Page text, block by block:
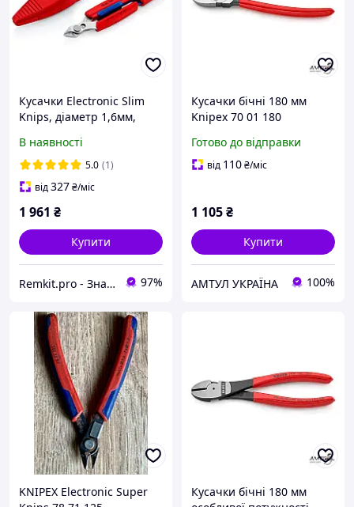
Кусачки Electronic Slim
Knips, діаметр 1,6мм,
чохлом)
В наявності
5.0 (1)
від327₴/міс
1 961 ₴
Купити
Remkit.pro - Знайдемо все, що вам потрібне! 97%
Кусачки бічні 180 мм
Knipex 70 01 180
Готово до відправки
від 110₴/міс
1 105₴
Купити
АМТУЛ УКРАЇНА 100%
KNIPEX Electronic Super
Кусачки бічні 180 мм